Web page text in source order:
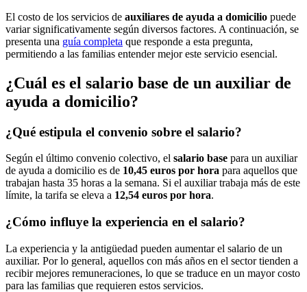
El costo de los servicios de auxiliares de ayuda a domicilio puede
variar significativamente según diversos factores. A continuación, se
presenta una guía completa que responde a esta pregunta,
permitiendo a las familias entender mejor este servicio esencial.
¿Cuál es el salario base de un auxiliar de
ayuda a domicilio?
¿Qué estipula el convenio sobre el salario?
Según el último convenio colectivo, el salario base para un auxiliar
de ayuda a domicilio es de 10,45 euros por hora para aquellos que
trabajan hasta 35 horas a la semana. Si el auxiliar trabaja más de este
límite, la tarifa se eleva a 12,54 euros por hora.
¿Cómo influye la experiencia en el salario?
La experiencia y la antigüedad pueden aumentar el salario de un
auxiliar. Por lo general, aquellos con más años en el sector tienden a
recibir mejores remuneraciones, lo que se traduce en un mayor costo
para las familias que requieren estos servicios.